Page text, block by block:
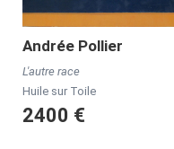
Andrée Pollier
L'autre race
Huile sur Toile
2400 €